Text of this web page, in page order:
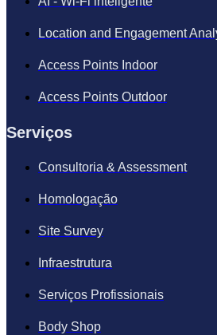
Location and Engagement
Access Points Indoor
Access Points Outdoor
Serviços
Consultoria & Assessment
Homologação
Site Survey
Infraestrutura
Serviços Profissionais
Body Shop